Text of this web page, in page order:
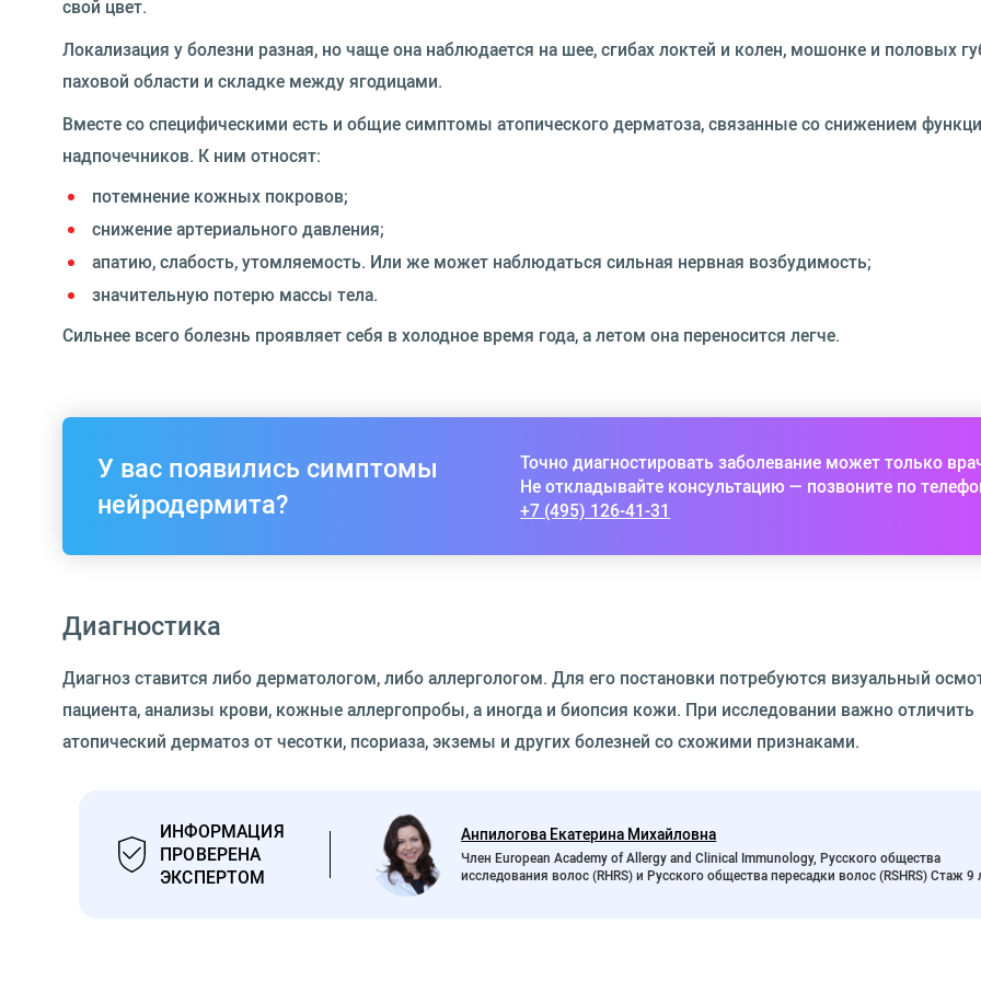
свой цвет.
Локализация у болезни разная, но чаще она наблюдается на шее, сгибах локтей и колен, мошонке и половых
паховой области и складке между ягодицами.
Вместе со специфическими есть и общие симптомы атопического дерматоза, связанные со снижением
надпочечников. К ним относят:
потемнение кожных покровов;
снижение артериального давления;
апатию, слабость, утомляемость. Или же может наблюдаться сильная нервная возбудимость;
значительную потерю массы тела.
Сильнее всего болезнь проявляет себя в холодное время года, а летом она переносится легче.
У вас появились симптомы
нейродермита?
Точно диагностировать заболевание может только
Не откладывайте консультацию — позвоните по
+7 (495) 126-41-31
Диагностика
Диагноз ставится либо дерматологом, либо аллергологом. Для его постановки потребуются визуальный
пациента, анализы крови, кожные аллергопробы, а иногда и биопсия кожи. При исследовании важно отличить
атопический дерматоз от чесотки, псориаза, экземы и других болезней со схожими признаками.
ИНФОРМАЦИЯ
ПРОВЕРЕНА
ЭКСПЕРТОМ
Анпилогова Екатерина Михайловна
Член European Academy of Allergy and Clinical Immunology, Русского общества
исследования волос (RHRS) и Русского общества пересадки волос (RSHRS) Стаж 9